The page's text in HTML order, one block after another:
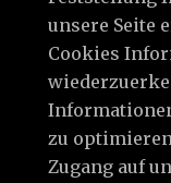
unsere Seite
Cookies
zu
Zugang auf